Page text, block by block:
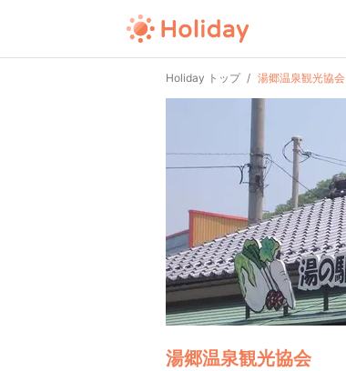
Holiday トップ 湯郷温泉観光協会
湯郷温泉観光協会